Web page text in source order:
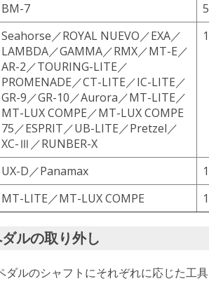
BM-7
Seahorse／ROYAL NUEVO／EXA／
LAMBDA／GAMMA／RMX／MT-E／
AR-2／TOURING-LITE／
PROMENADE／CT-LITE／IC-LITE／
GR-9／GR-10／Aurora／MT-LITE／
MT-LUX COMPE／MT-LUX COMPE
75／ESPRIT／UB-LITE／Pretzel／
XC-Ⅲ／RUNBER-X
UX-D／Panamax
MT-LITE／MT-LUX COMPE
ルの取り外し
ダルのシャフトにそれぞれに応じた工